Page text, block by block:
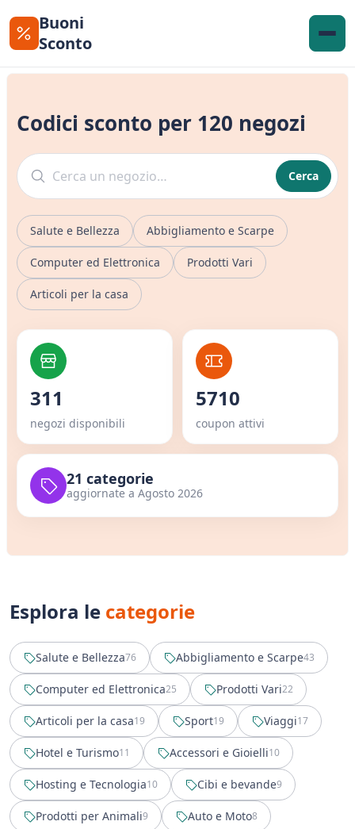
Buoni
Sconto
Codici sconto per 120 negozi
Cerca
Salute e Bellezza Abbigliamento e Scarpe
Computer ed Elettronica Prodotti Vari
Articoli per la casa
311
negozi disponibili
5710
coupon attivi
21 categorie
aggiornate a Agosto 2026
Esplora le categorie
Salute e Bellezza76 Abbigliamento e Scarpe43
Computer ed Elettronica25 Prodotti Vari22
Articoli per la casa19 Sport19 Viaggi17
Hotel e Turismo11 Accessori e Gioielli10
Hosting e Tecnologia10 Cibi e bevande9
Prodotti per Animali9 Auto e Moto8